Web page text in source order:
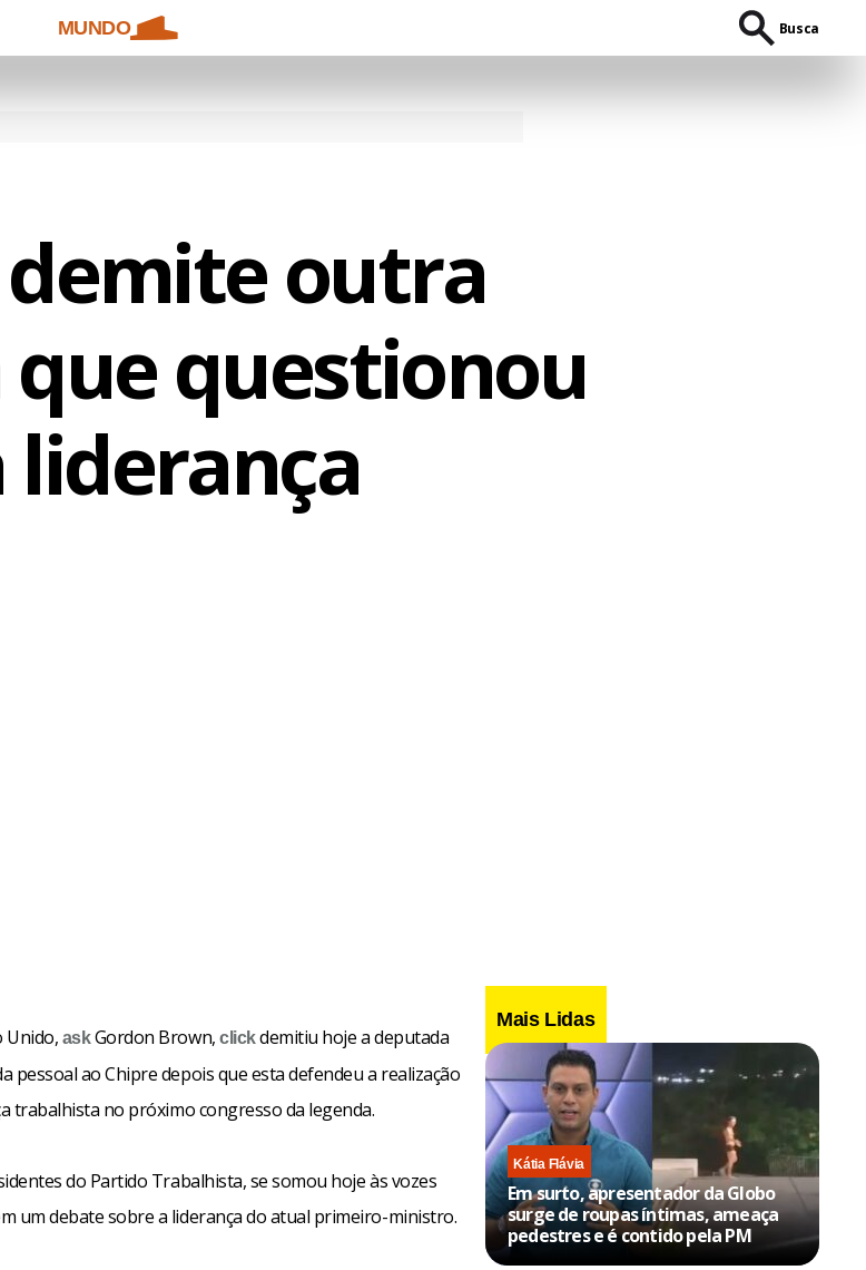
MUNDO Busca
outra
questionou
liderança
Unido, askGordon Brown,clickdemitiu hoje a deputada
pessoal ao Chipre depois que esta defendeu a realização
trabalhista no próximo congresso da legenda.
do Partido Trabalhista, se somou hoje às vozes
um debate sobre a liderança do atual primeiro-ministro.
Mais Lidas
Kátia Flávia
Em surto, apresentador da Globo
surge de roupas íntimas, ameaça
pedestres e é contido pela PM